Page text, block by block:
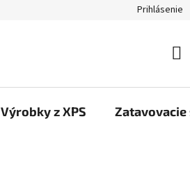
Prihlásenie
Výrobky z XPS Zatavovacie